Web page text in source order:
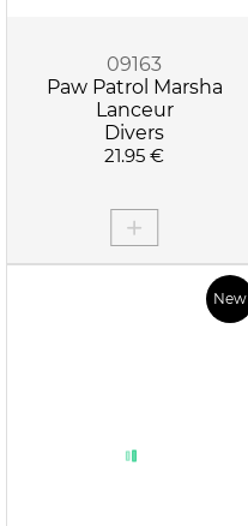
09163
Paw Patrol Marsha
Lanceur
Divers
21.95 €
New